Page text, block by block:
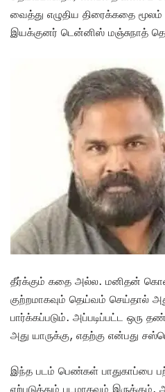
வைத்து எழுதிய திரைக்கதை
இயக்குனர் டென்னிஸ் மஞ்சுநாத்
தீர்க்கும் கதை அல்ல. மனிதன்
குற்றமாகவும் தெய்வம் செய்தால்
பார்க்கப்படும். அப்படிப்பட்ட
அது யாருக்கு, எதற்கு என்பது
இந்த படம் பெண்கள் பாதுகாப்பை
ஏற்படுத்தும் படமாகவும்